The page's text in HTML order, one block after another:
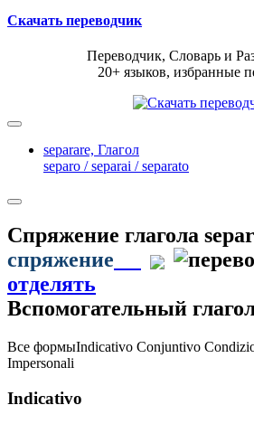
Скачать переводчик
Переводчик, Словарь и
20+ языков, избранные
separare, Глагол
separo / separai / separato
Спряжение глагола
спряжение
отделять
Вспомогательный
Все формыIndicativo Conjuntivo
Impersonali
Indicativo